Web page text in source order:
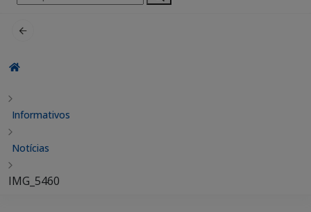
por:
Informativos
Notícias
IMG_5460